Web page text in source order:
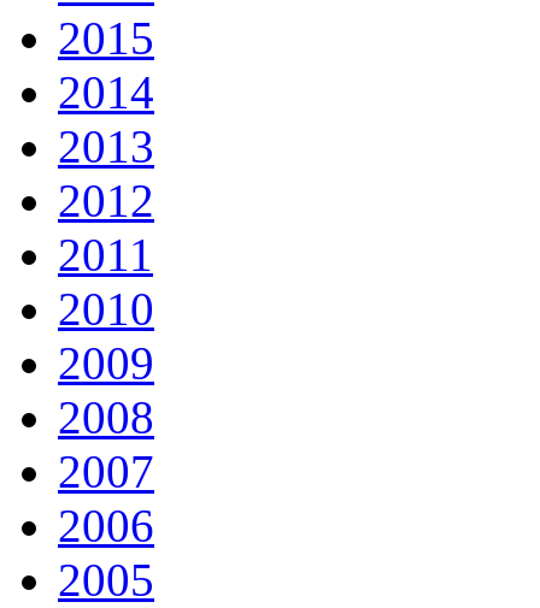
2015
2014
2013
2012
2011
2010
2009
2008
2007
2006
2005